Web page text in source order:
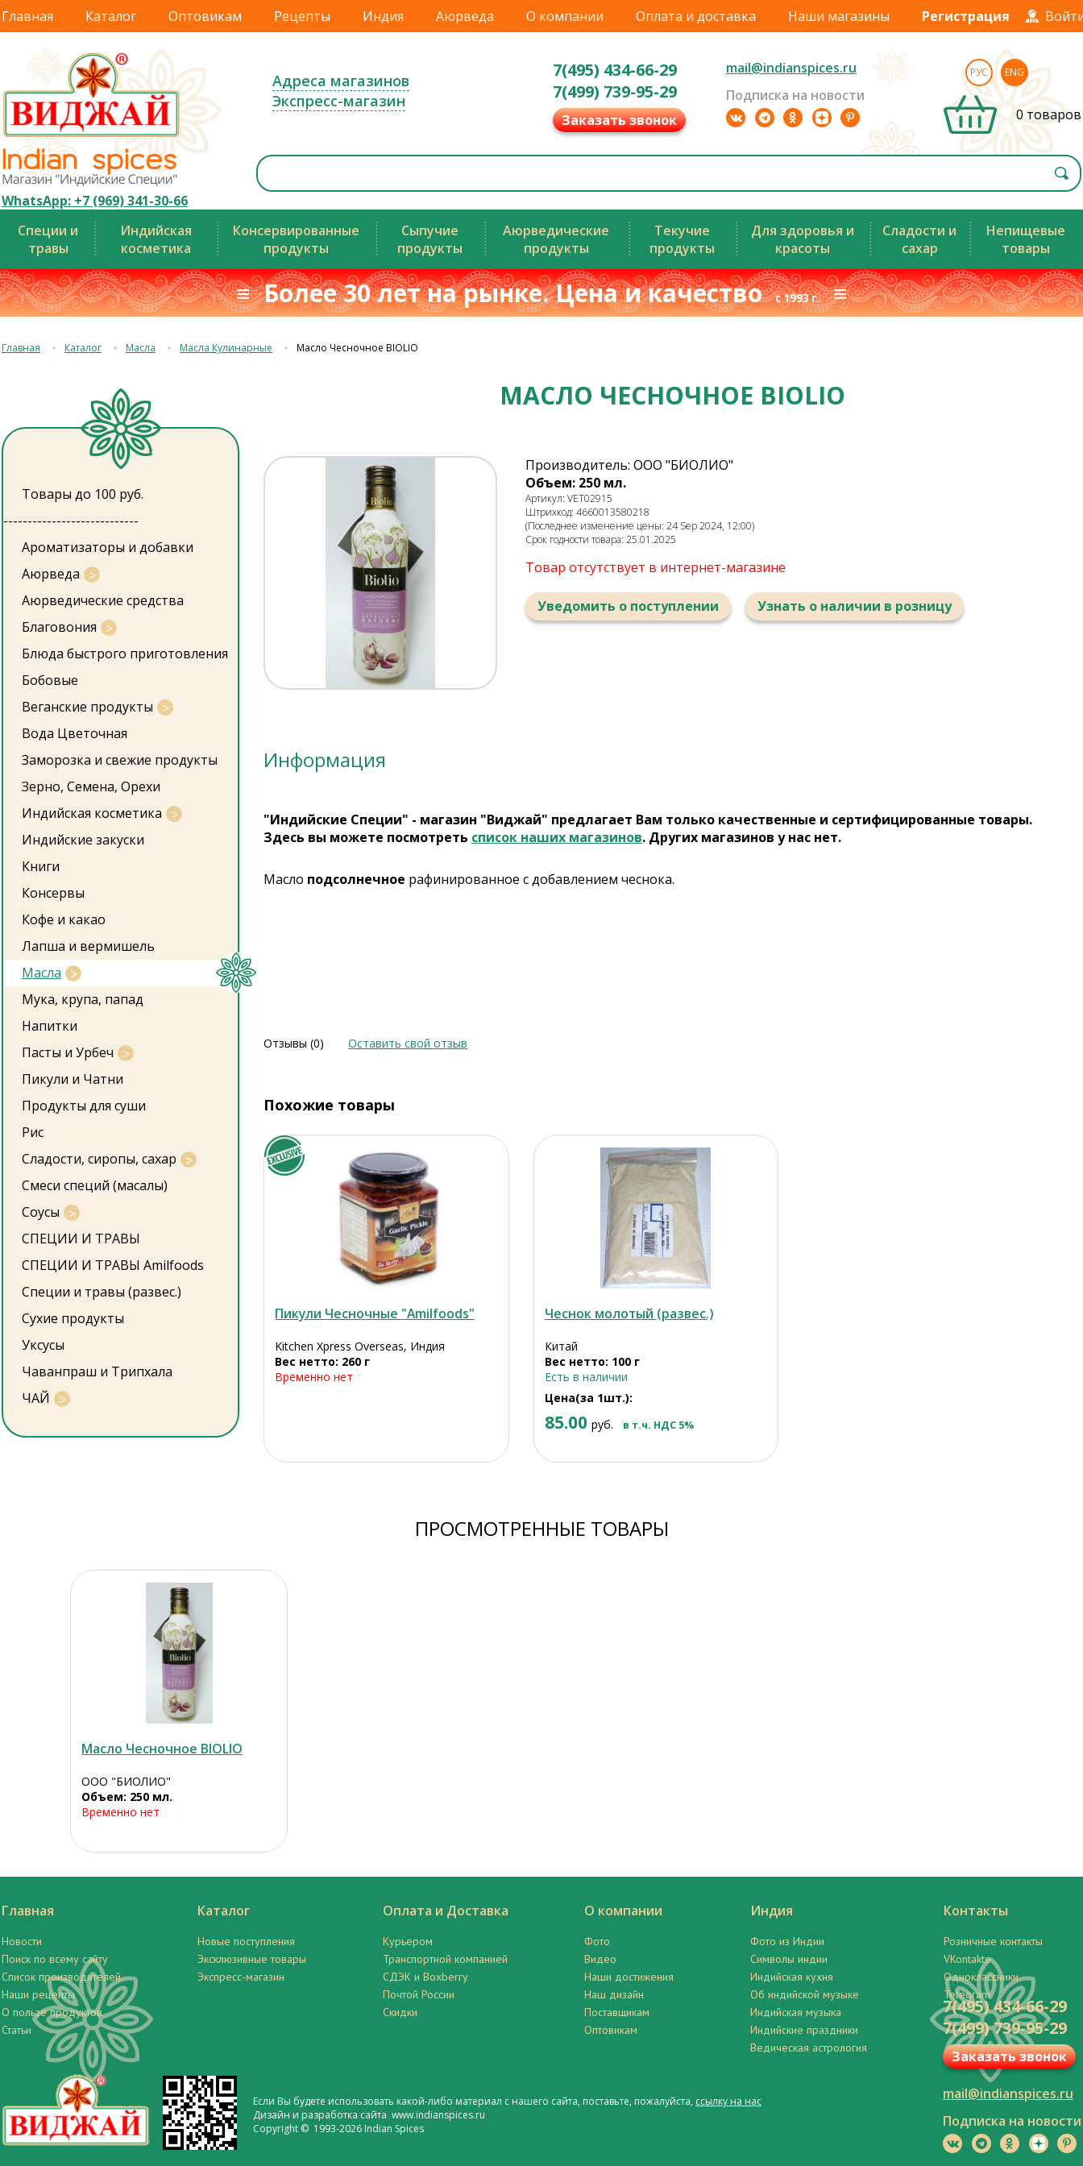
Главная Каталог Оптовикам Рецепты Индия Аюрведа О компании Оплата и доставка Наши магазины Регистрация
WhatsApp: +7 (969) 341-30-66
Адреса магазинов
Экспресс-магазин
7(495) 434-66-29
7(499) 739-95-29
Заказать звонок
mail@indianspices.ru
Подписка на новости
РУС ENG
0 товаров
Специи и
травы
Индийская
косметика
Консервированные
продукты
Сыпучие
продукты
Аюрведические
продукты
Текучие
продукты
Для здоровья и
красоты
Сладости и
сахар
Непищевые
товары
≡ Более 30 лет на рынке. Цена и качествос 1993 г.≡
Главная Каталог Масла Масла Кулинарные Масло Чесночное BIOLIO
Товары до 100 руб.
----------------------------
Ароматизаторы и добавки
Аюрведа
Аюрведические средства
Благовония
Блюда быстрого приготовления
Бобовые
Веганские продукты
Вода Цветочная
Заморозка и свежие продукты
Зерно, Семена, Орехи
Индийская косметика
Индийские закуски
Книги
Консервы
Кофе и какао
Лапша и вермишель
Масла
Мука, крупа, папад
Напитки
Пасты и Урбеч
Пикули и Чатни
Продукты для суши
Рис
Сладости, сиропы, сахар
Смеси специй (масалы)
Соусы
СПЕЦИИ И ТРАВЫ
СПЕЦИИ И ТРАВЫ Amilfoods
Специи и травы (развес.)
Сухие продукты
Уксусы
Чаванпраш и Трипхала
ЧАЙ
МАСЛО ЧЕСНОЧНОЕ BIOLIO
Производитель: ООО "БИОЛИО"
Объем: 250 мл.
Артикул: VET02915
Штрихкод: 4660013580218
(Последнее изменение цены: 24 Sep 2024, 12:00)
Срок годности товара: 25.01.2025
Товар отсутствует в интернет-магазине
Уведомить о поступлении Узнать о наличии в розницу
Информация
"Индийские Специи" - магазин "Виджай" предлагает Вам только качественные и сертифицированные товары.
Здесь вы можете посмотреть список наших магазинов. Других магазинов у нас нет.
Масло подсолнечное рафинированное с добавлением чеснока.
Отзывы (0) Оставить свой отзыв
Похожие товары
Пикули Чесночные "Amilfoods"
Kitchen Xpress Overseas, Индия
Вес нетто: 260 г
Временно нет
Чеснок молотый (развес.)
Китай
Вес нетто: 100 г
Есть в наличии
Цена(за 1шт.):
85.00 руб. в т.ч. НДС 5%
ПРОСМОТРЕННЫЕ ТОВАРЫ
Масло Чесночное BIOLIO
ООО "БИОЛИО"
Объем: 250 мл.
Временно нет
Главная
Новости
Поиск по всему сайту
Список производителей
Наши рецепты
О пользе продуктов
Статьи
Каталог
Новые поступления
Эксклюзивные товары
Экспресс-магазин
Оплата и Доставка
Курьером
Транспортной компанией
СДЭК и Boxberry
Почтой России
Скидки
О компании
Фото
Видео
Наши достижения
Наш дизайн
Поставщикам
Оптовикам
Индия
Фото из Индии
Символы индии
Индийская кухня
Об индийской музыке
Индийская музыка
Индийские праздники
Ведическая астрология
Контакты
Розничные контакты
VKontakte
Одноклассники
Telegram
Если Вы будете использовать какой-либо материал с нашего сайта, поставьте, пожалуйста, ссылку на нас
Дизайн и разработка сайта www.indianspices.ru
Copyright © 1993-2026 Indian Spices
7(495) 434-66-29
7(499) 739-95-29
Заказать звонок
mail@indianspices.ru
Подписка на новости